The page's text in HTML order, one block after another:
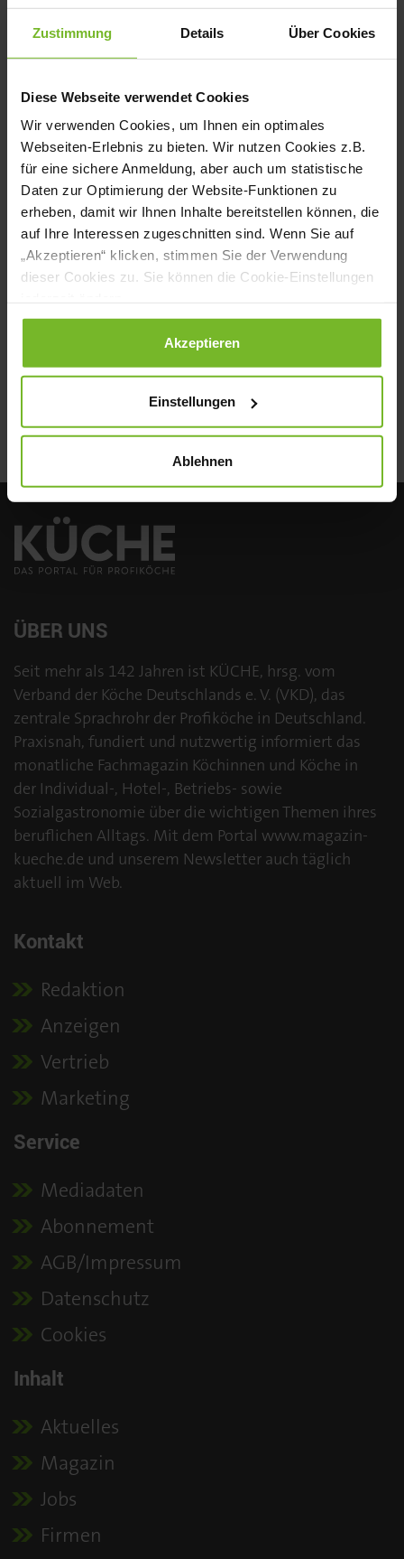
Zustimmung Details Über Cookies
Diese Webseite verwendet Cookies
Wir verwenden Cookies, um Ihnen ein optimales
Webseiten-Erlebnis zu bieten. Wir nutzen Cookies z.B.
für eine sichere Anmeldung, aber auch um statistische
Daten zur Optimierung der Website-Funktionen zu
erheben, damit wir Ihnen Inhalte bereitstellen können, die
auf Ihre Interessen zugeschnitten sind. Wenn Sie auf
„Akzeptieren“ klicken, stimmen Sie der Verwendung
dieser Cookies zu. Sie können die Cookie-Einstellungen
Datenschutzerklärung|Impressum
Akzeptieren
Einstellungen
Ablehnen
& Klee“ in Berlin als „Gastronomin des
Jahres“, Rebecca Fischer vom „Schlicht.
Jahres“ und Sigi Schelling vom Münchner
„Werneckhof“ als „Aufsteigerin des Jahres“.
www.gaultmillau.de
NEWSLETTER
ÜBER UNS
Seit mehr als 142 Jahren ist KÜCHE, hrsg. vom
Verband der Köche Deutschlands e. V. (VKD), das
zentrale Sprachrohr der Profiköche in Deutschland.
Praxisnah, fundiert und nutzwertig informiert das
monatliche Fachmagazin Köchinnen und Köche in
der Individual-, Hotel-, Betriebs- sowie
Sozialgastronomie über die wichtigen Themen ihres
beruflichen Alltags. Mit dem Portal www.magazin-
kueche.de und unserem Newsletter auch täglich
aktuell im Web.
Kontakt
Redaktion
Anzeigen
Vertrieb
Marketing
Service
Mediadaten
Abonnement
AGB/Impressum
Datenschutz
Cookies
Inhalt
Aktuelles
Magazin
Jobs
Firmen